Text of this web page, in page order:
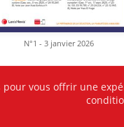
N°1 - 3 janvier 2026
pour vous offrir une